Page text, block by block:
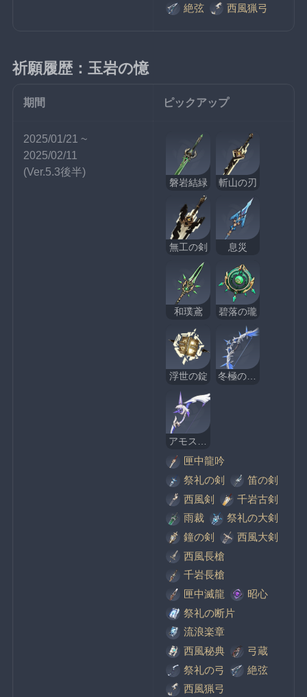
絶弦
西風猟弓
祈願履歴：玉岩の憶
期間 ピックアップ
2025/01/21 ~
2025/02/11
(Ver.5.3後半)
磐岩結緑 斬山の刃
無工の剣 息災
和璞鳶 碧落の瓏
浮世の錠 冬極の白星
匣中龍吟
祭礼の剣
笛の剣
西風剣
千岩古剣
雨裁
祭礼の大剣
鐘の剣
西風大剣
西風長槍
千岩長槍
匣中滅龍
昭心
祭礼の断片
流浪楽章
西風秘典
弓蔵
祭礼の弓
絶弦
西風猟弓